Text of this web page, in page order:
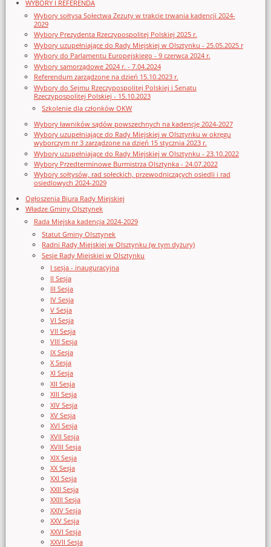
WYBORY I REFERENDA
Wybory sołtysa Sołectwa Zezuty w trakcie trwania kadencji 2024-
2029
Wybory Prezydenta Rzeczypospolitej Polskiej 2025 r.
Wybory uzupełniające do Rady Miejskiej w Olsztynku - 25.05.2025 r
Wybory do Parlamentu Europejskiego - 9 czerwca 2024 r.
Wybory samorządowe 2024 r. - 7.04.2024
Referendum zarządzone na dzień 15.10.2023 r.
Wybory do Sejmu Rzeczypospolitej Polskiej i Senatu
Rzeczypospolitej Polskiej - 15.10.2023
Szkolenie dla członków OKW
Wybory ławników sądów powszechnych na kadencję 2024-2027
Wybory uzupełniające do Rady Miejskiej w Olsztynku w okręgu
wyborczym nr 3 zarządzone na dzień 15 stycznia 2023 r.
Wybory uzupełniające do Rady Miejskiej w Olsztynku - 23.10.2022
Wybory Przedterminowe Burmistrza Olsztynka - 24.07.2022
Wybory sołtysów, rad sołeckich, przewodniczących osiedli i rad
osiedlowych 2024-2029
Ogłoszenia Biura Rady Miejskiej
Władze Gminy Olsztynek
Rada Miejska kadencja 2024-2029
Statut Gminy Olsztynek
Radni Rady Miejskiej w Olsztynku (w tym dyżury)
Sesje Rady Miejskiej w Olsztynku
I sesja - inauguracyjna
II Sesja
III Sesja
IV Sesja
V Sesja
VI Sesja
VII Sesja
VIII Sesja
IX Sesja
X Sesja
XI Sesja
XII Sesja
XIII Sesja
XIV Sesja
XV Sesja
XVI Sesja
XVII Sesja
XVIII Sesja
XIX Sesja
XX Sesja
XXI Sesja
XXII Sesja
XXIII Sesja
XXIV Sesja
XXV Sesja
XXVI Sesja
XXVII Sesja